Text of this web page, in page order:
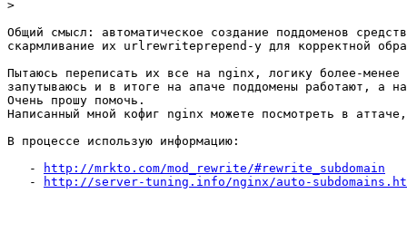
>
Общий смысл: автоматическое создание поддоменов
скармливание их urlrewriteprepend-у для корректной
Пытаюсь переписать их все на nginx, логику более-менее
запутываюсь и в итоге на апаче поддомены работают, а
Очень прошу помочь.
Написанный мной кофиг nginx можете посмотреть в
В процессе использую информацию:
   -
http://mrkto.com/mod_rewrite/#rewrite_subdomain
   -
http://server-tuning.info/nginx/auto-